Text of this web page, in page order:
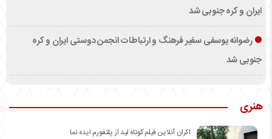
ایران و کره جنوبی شد
رضوانه یوسفی سفیر فرهنگ و ارتباطات انجمن دوستی ایران و کره
جنوبی شد
هنری
اکران آنلاین فیلم کوتاه لید از پلتفورم ایده نما